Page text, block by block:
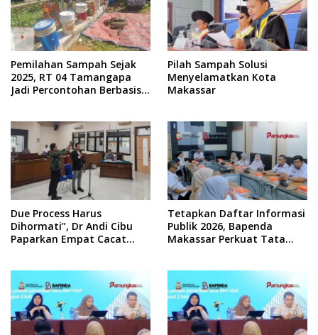
Pemilahan Sampah Sejak
2025, RT 04 Tamangapa
Jadi Percontohan Berbasis
Pilah Sampah Solusi
Menyelamatkan Kota
Makassar
Due Process Harus
Dihormati”, Dr Andi Cibu
Paparkan Empat Cacat
Tetapkan Daftar Informasi
Publik 2026, Bapenda
Makassar Perkuat Tata